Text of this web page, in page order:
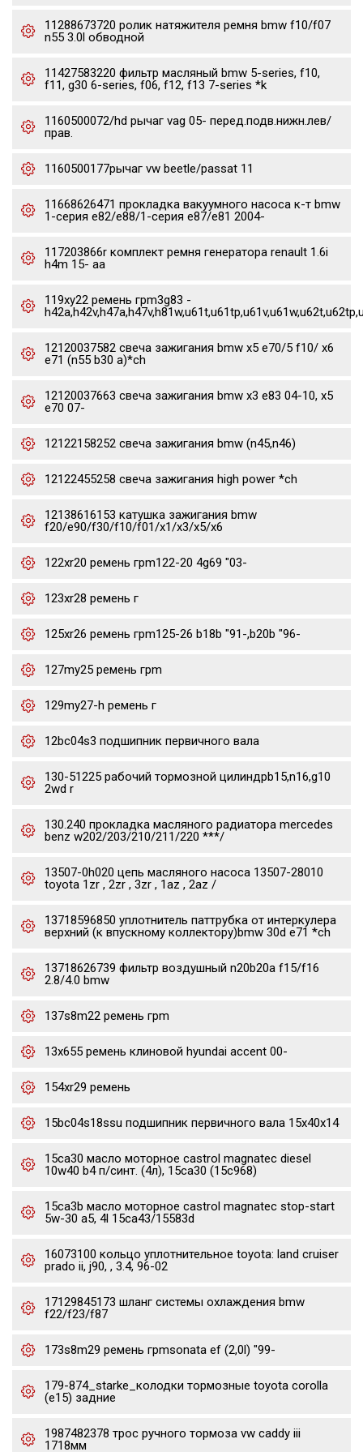
11288673720 ролик натяжителя ремня bmw f10/f07
n55 3.0l обводной
11427583220 фильтр масляный bmw 5-series, f10,
f11, g30 6-series, f06, f12, f13 7-series *k
1160500072/hd рычаг vag 05- перед.подв.нижн.лев/
прав.
1160500177рычаг vw beetle/passat 11
11668626471 прокладка вакуумного насоса к-т bmw
1-серия e82/e88/1-серия e87/e81 2004-
117203866r комплект ремня генератора renault 1.6i
h4m 15- aa
119xy22 ремень грm3g83 -
12120037582 свеча зажигания bmw x5 e70/5 f10/ x6
e71 (n55 b30 a)*ch
12120037663 свеча зажигания bmw x3 e83 04-10, x5
e70 07-
12122158252 свеча зажигания bmw (n45,n46)
12122455258 свеча зажигания high power *ch
12138616153 катушка зажигания bmw
f20/e90/f30/f10/f01/x1/x3/x5/x6
122xr20 ремень грm122-20 4g69 "03-
123xr28 ремень г
125xr26 ремень грm125-26 b18b "91-,b20b "96-
127my25 ремень грm
129my27-h ремень г
12bc04s3 подшипник первичного вала
130-51225 рабочий тормозной цилиндрb15,n16,g10
2wd r
130.240 прокладка масляного радиатора mercedes
benz w202/203/210/211/220 ***/
13507-0h020 цепь масляного насоса 13507-28010
toyota 1zr , 2zr , 3zr , 1az , 2az /
13718596850 уплотнитель паттрубка от интеркулера
верхний (к впускному коллектору)bmw 30d e71 *ch
13718626739 фильтр воздушный n20b20a f15/f16
2.8/4.0 bmw
137s8m22 ремень грm
13x655 ремень клиновой hyundai accent 00-
154xr29 ремень
15bc04s18ssu подшипник первичного вала 15x40x14
15ca30 масло моторное castrol magnatec diesel
10w40 b4 п/синт. (4л), 15ca30 (15c968)
15ca3b масло моторное castrol magnatec stop-start
5w-30 a5, 4l 15ca43/15583d
16073100 кольцо уплотнительное toyota: land cruiser
prado ii, j90, , 3.4, 96-02
17129845173 шланг системы охлаждения bmw
f22/f23/f87
173s8m29 ремень грmsonata ef (2,0l) "99-
179-874_starke_колодки тормозные toyota corolla
(e15) задние
1987482378 трос ручного тормоза vw caddy iii
1718мм